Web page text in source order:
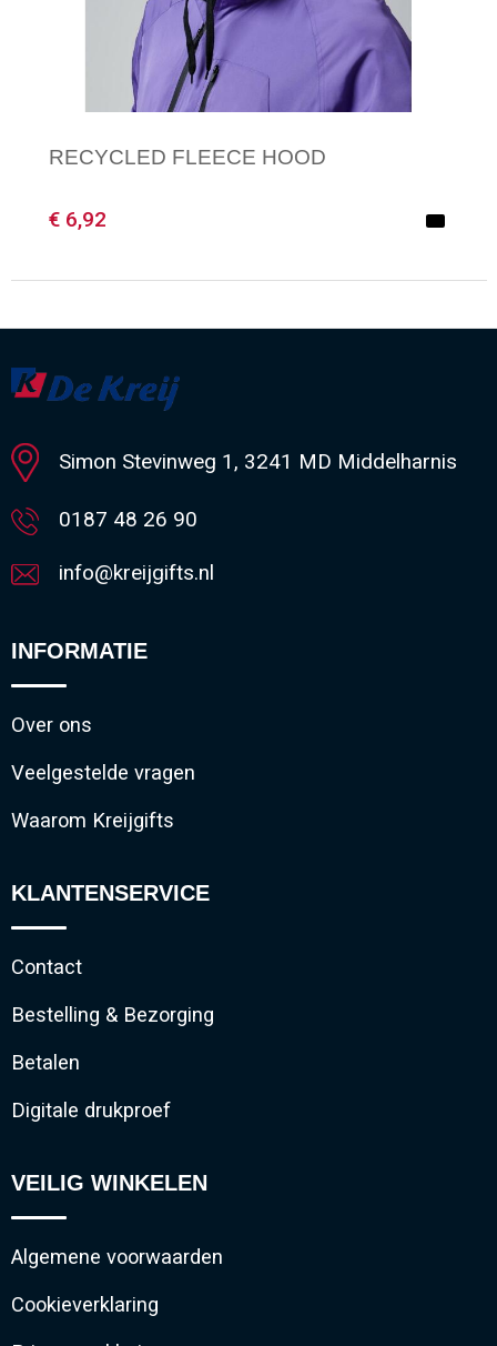
RECYCLED FLEECE HOOD
€ 6,92
Simon Stevinweg 1, 3241 MD Middelharnis
0187 48 26 90
info@kreijgifts.nl
INFORMATIE
Over ons
Veelgestelde vragen
Waarom Kreijgifts
KLANTENSERVICE
Contact
Bestelling & Bezorging
Betalen
Digitale drukproef
VEILIG WINKELEN
Algemene voorwaarden
Cookieverklaring